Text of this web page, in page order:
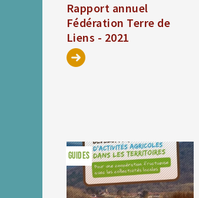
Rapport annuel
Fédération Terre de
Liens - 2021
GUIDES